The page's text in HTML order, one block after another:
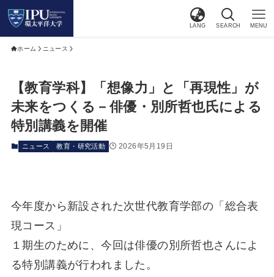
LANG SEARCH MENU
ホーム ニュース
【教育学科】「想像力」と「再現性」が
未来をつくる－俳優・別所哲也氏による
特別講義を開催
ニュース 教育・研究活動 2026年5月19日
今年度から新設された次世代教育学部の「総合表
現コース」
１期生のために、今回は俳優の別所哲也さんによ
る特別講義が行われました。